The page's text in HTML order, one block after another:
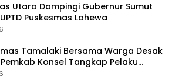
Utara Dampingi Gubernur Sumut
Puskesmas Lahewa
Tamalaki Bersama Warga Desak
Konsel Tangkap Pelaku
Sawit Overload, Truk PT KAP